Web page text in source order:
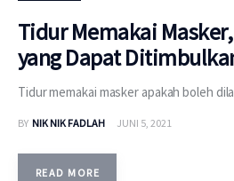
Untuk Bisnis
Mengapa Good Doctor
Tidur Memakai
yang Dapat
Tidur memakai masker apakah boleh
BY NIK NIK FADLAH JUNI 5, 2021
READ MORE